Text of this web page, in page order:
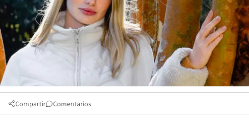
Compartir Comentarios